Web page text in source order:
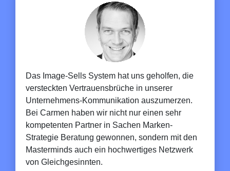
Das Image-Sells System hat uns geholfen, die
versteckten Vertrauensbrüche in unserer
Unternehmens-Kommunikation auszumerzen.
Bei Carmen haben wir nicht nur einen sehr
kompetenten Partner in Sachen Marken-
Strategie Beratung gewonnen, sondern mit den
Masterminds auch ein hochwertiges Netzwerk
von Gleichgesinnten.